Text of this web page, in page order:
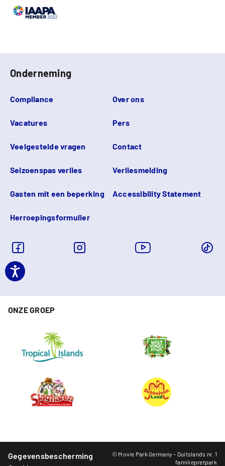
Onderneming
Compliance Over ons
Vacatures Pers
Veelgestelde vragen Contact
Seizoenspas verlies Verliesmelding
Gasten mit een beperking Accessibility Statement
Herroepingsformulier
ONZE GROEP
Gegevensbescherming
© Movie Park Germany – Duitslands nr. 1
familiepretpark